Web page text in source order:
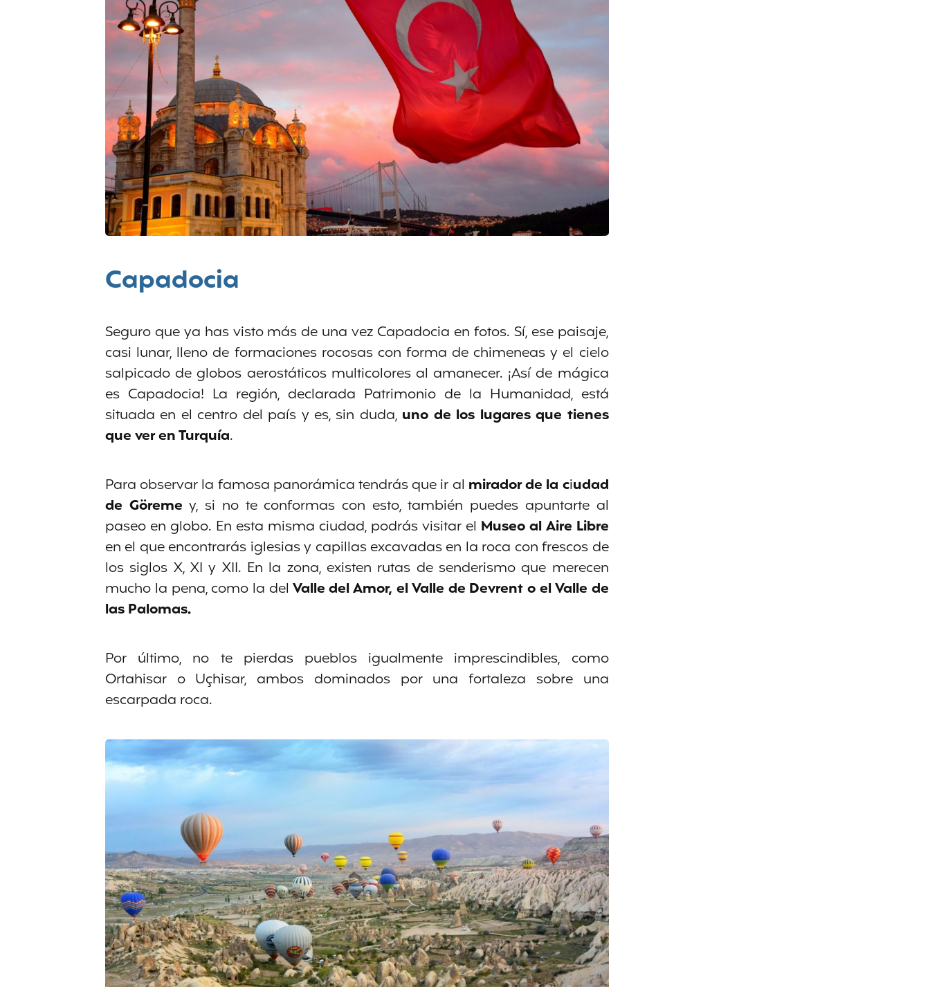
Capadocia
Seguro que ya has visto más de una vez Capadocia en fotos. Sí, ese paisaje,
casi lunar, lleno de formaciones rocosas con forma de chimeneas y el cielo
salpicado de globos aerostáticos multicolores al amanecer. ¡Así de mágica
es Capadocia! La región, declarada Patrimonio de la Humanidad, está
situada en el centro del país y es, sin duda, uno de los lugares que tienes
que ver en Turquía.
Para observar la famosa panorámica tendrás que ir al mirador de la ciudad
de Göreme y, si no te conformas con esto, también puedes apuntarte al
paseo en globo. En esta misma ciudad, podrás visitar el Museo al Aire Libre
en el que encontrarás iglesias y capillas excavadas en la roca con frescos de
los siglos X, XI y XII. En la zona, existen rutas de senderismo que merecen
mucho la pena, como la del Valle del Amor, el Valle de Devrent o el Valle de
las Palomas.
Por último, no te pierdas pueblos igualmente imprescindibles, como
Ortahisar o Uçhisar, ambos dominados por una fortaleza sobre una
escarpada roca.